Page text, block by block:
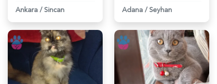
Ankara / Sincan
Adana / Seyhan